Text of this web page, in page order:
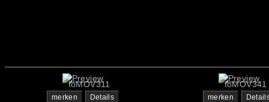
foMOV311
merken Details
foMOV341
merken